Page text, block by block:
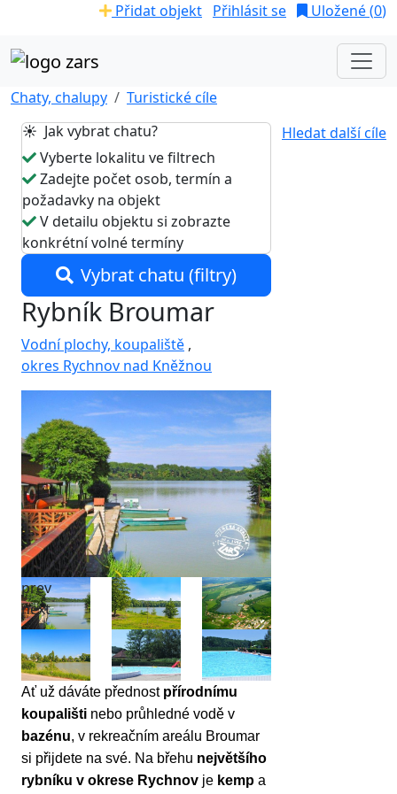
Přidat objekt Přihlásit se Uložené (0)
Chaty, chalupy
Turistické cíle
Hledat další cíle
☀️ Jak vybrat chatu?
Vyberte lokalitu ve filtrech
Zadejte počet osob, termín a
požadavky na objekt
V detailu objektu si zobrazte
konkrétní volné termíny
Vybrat chatu (filtry)
Rybník Broumar
Vodní plochy, koupaliště ,
okres Rychnov nad Kněžnou
prev
next
Ať už dáváte přednost přírodnímu
koupališti nebo průhledné vodě v
bazénu, v rekreačním areálu Broumar
si přijdete na své. Na břehu největšího
rybníku v okrese Rychnov je kemp a